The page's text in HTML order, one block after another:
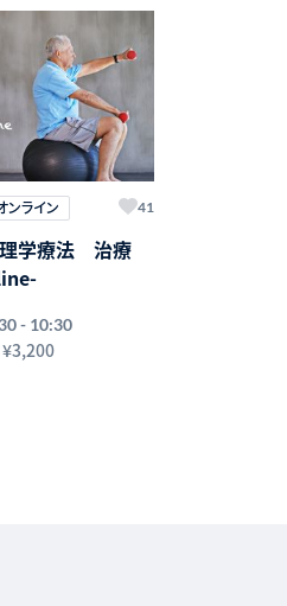
ンライン 41
理学療法 治療
- 10:30
¥3,200